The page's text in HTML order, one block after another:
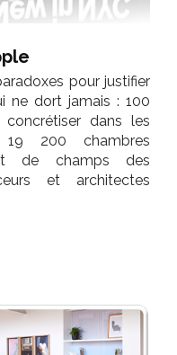
pour justifier
ne dort jamais : 100
dans les
200 chambres
de champs des
et architectes